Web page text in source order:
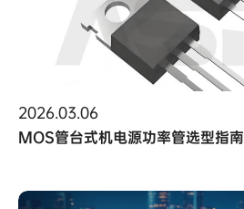
2026.03.06
MOS管台式机电源功率管选型指南